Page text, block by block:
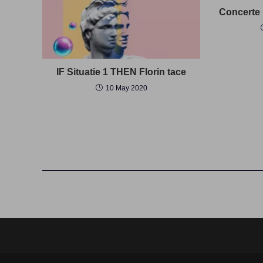
IF Situatie 1 THEN Florin tace
10 May 2020
Concerte